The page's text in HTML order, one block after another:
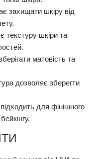
захищати шкіру від
текстуру шкіри та
матовість та
дозволяє зберегти
підходить для фінішного